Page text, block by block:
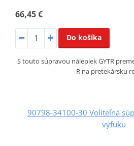
66,45 €
Do košíka
S touto súpravou nálepiek GYTR
R na pretekársku
90798-34100-30 Voliteľná
výfuku